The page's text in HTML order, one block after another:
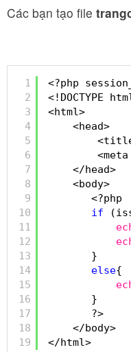
Các bạn tạo file
1
2
3
4
5
6
7
8
9
10
11
12
13
14
15
16
17
18
19
<?php
<!DOCTYPE
<html>
<head>
</head>
<body>
<?php
if
}
else{
}
?>
</body>
</html>